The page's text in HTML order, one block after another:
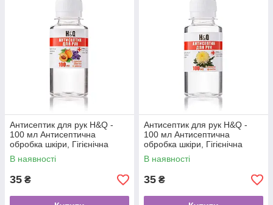
Антисептик для рук H&Q -
100 мл Антисептична
обробка шкіри, Гігієнічна
дезінфекція рук і шкіри, Руки,
Абрикос і Лаванда
В наявності
35 ₴
Антисептик для рук H&Q -
100 мл Антисептична
обробка шкіри, Гігієнічна
дезінфекція рук і шкіри, Руки,
Хризантема
В наявності
35 ₴